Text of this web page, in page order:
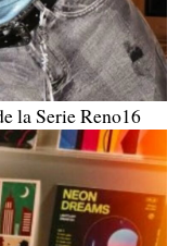
la Serie Reno16